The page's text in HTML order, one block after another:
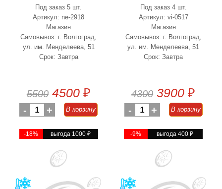
Под заказ 5 шт.
Артикул: ne-2918
Магазин
Самовывоз: г. Волгоград,
ул. им. Менделеева, 51
Срок: Завтра
5500 4500 ₽
- 1 + В корзину
-18% выгода 1000 ₽
Под заказ 4 шт.
Артикул: vi-0517
Магазин
Самовывоз: г. Волгоград,
ул. им. Менделеева, 51
Срок: Завтра
4300 3900 ₽
- 1 + В корзину
-9% выгода 400₽